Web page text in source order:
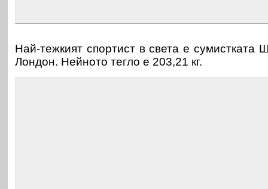
Най-тежкият спортист в света е сумистката
Лондон. Нейното тегло е 203,21 кг.